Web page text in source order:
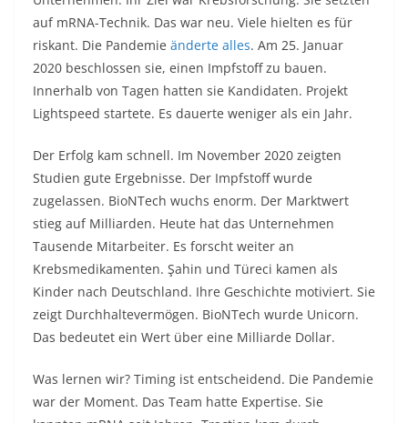
auf mRNA-Technik. Das war neu. Viele hielten es für
riskant. Die Pandemie änderte alles. Am 25. Januar
2020 beschlossen sie, einen Impfstoff zu bauen.
Innerhalb von Tagen hatten sie Kandidaten. Projekt
Lightspeed startete. Es dauerte weniger als ein Jahr.​
Der Erfolg kam schnell. Im November 2020 zeigten
Studien gute Ergebnisse. Der Impfstoff wurde
zugelassen. BioNTech wuchs enorm. Der Marktwert
stieg auf Milliarden. Heute hat das Unternehmen
Tausende Mitarbeiter. Es forscht weiter an
Krebsmedikamenten. Şahin und Türeci kamen als
Kinder nach Deutschland. Ihre Geschichte motiviert. Sie
zeigt Durchhaltevermögen. BioNTech wurde Unicorn.
Das bedeutet ein Wert über eine Milliarde Dollar.​
Was lernen wir? Timing ist entscheidend. Die Pandemie
war der Moment. Das Team hatte Expertise. Sie